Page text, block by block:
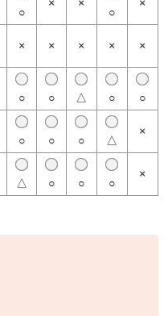
○
×
×
○
×
× × × × ×
○
○ △ ○ ○
○
○ ○ △
×
△
○ ○ ○
×